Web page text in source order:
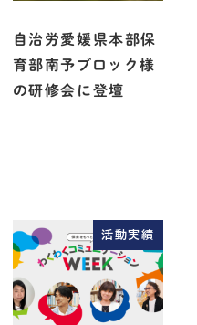
自治労愛媛県本部保
育部南予ブロック様
の研修会に登壇
活動実績